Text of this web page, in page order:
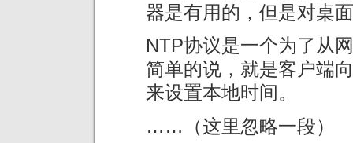
器是有用的，但是对桌
NTP协议是一个为了从
简单的说，就是客户端
来设置本地时间。
……（这里忽略一段）